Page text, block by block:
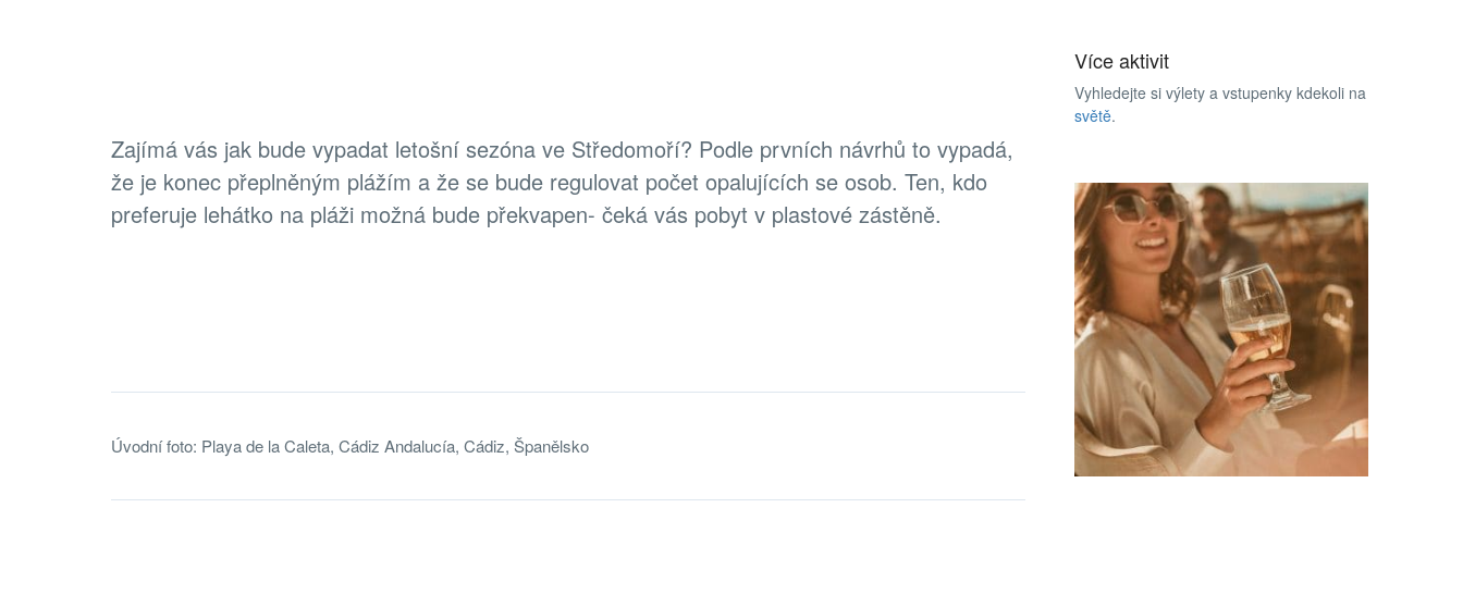
Zajímá vás jak bude vypadat letošní sezóna ve Středomoří? Podle prvních návrhů to vypadá,
že je konec přeplněným plážím a že se bude regulovat počet opalujících se osob. Ten, kdo
preferuje lehátko na pláži možná bude překvapen- čeká vás pobyt v plastové zástěně.
Úvodní foto: Playa de la Caleta, Cádiz Andalucía, Cádiz, Španělsko
Více aktivit
Vyhledejte si výlety a vstupenky kdekoli na
světě.